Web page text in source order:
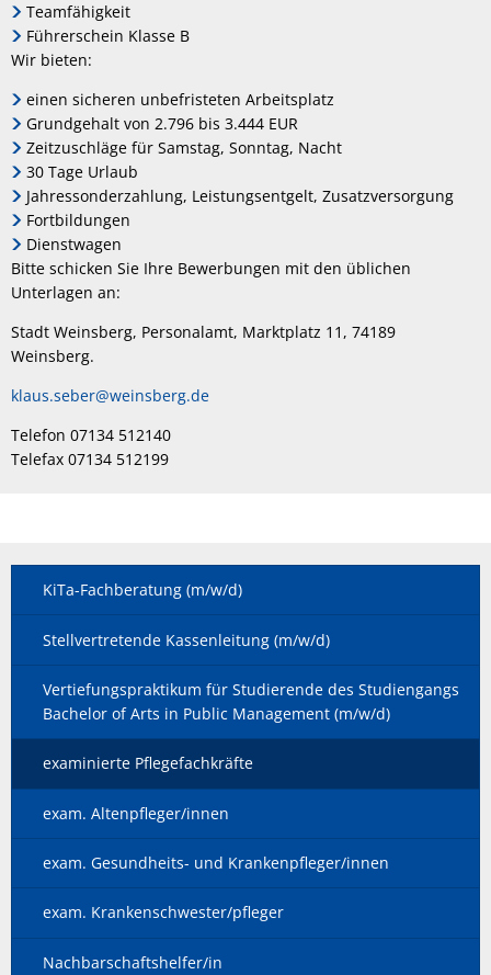
Teamfähigkeit
Führerschein Klasse B
Wir bieten:
einen sicheren unbefristeten Arbeitsplatz
Grundgehalt von 2.796 bis 3.444 EUR
Zeitzuschläge für Samstag, Sonntag, Nacht
30 Tage Urlaub
Jahressonderzahlung, Leistungsentgelt, Zusatzversorgung
Fortbildungen
Dienstwagen
Bitte schicken Sie Ihre Bewerbungen mit den üblichen
Unterlagen an:
Stadt Weinsberg, Personalamt, Marktplatz 11, 74189
Weinsberg.
klaus.seber@weinsberg.de
Telefon 07134 512140
Telefax 07134 512199
KiTa-Fachberatung (m/w/d)
Stellvertretende Kassenleitung (m/w/d)
Vertiefungspraktikum für Studierende des Studiengangs
Bachelor of Arts in Public Management (m/w/d)
examinierte Pflegefachkräfte
exam. Altenpfleger/innen
exam. Gesundheits- und Krankenpfleger/innen
exam. Krankenschwester/pfleger
Nachbarschaftshelfer/in